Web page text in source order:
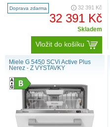
QuickPowerWash S připojen..
Doprava zdarma 32 391 Kč
32 391 Kč
Skladem
Vložit do košíku
Miele G 5450 SCVi Active Plus
Nerez - Z VÝSTAVKY